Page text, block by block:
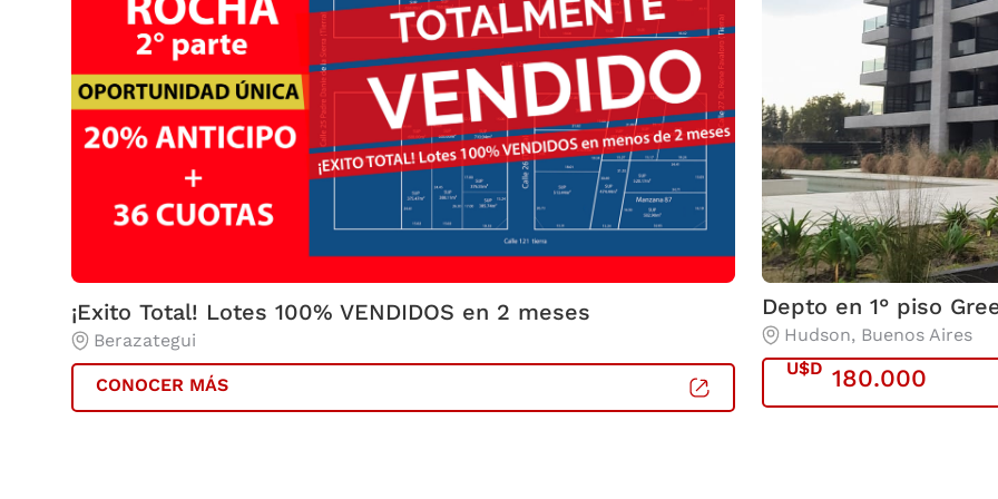
¡Exito Total! Lotes 100% VENDIDOS en 2 meses
Berazategui
CONOCER MÁS
Condominio San Luis
Berazategui
CONOCER MÁS
Depto en 1° piso
Hudson, Buenos Aires
U$D 180.000